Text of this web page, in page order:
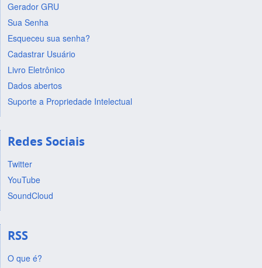
Gerador GRU
Sua Senha
Esqueceu sua senha?
Cadastrar Usuário
Livro Eletrônico
Dados abertos
Suporte a Propriedade Intelectual
Redes Sociais
Twitter
YouTube
SoundCloud
RSS
O que é?